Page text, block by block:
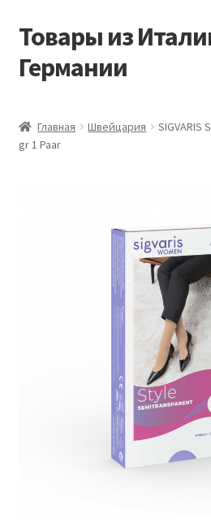
Перейти
навигации
Перейти
содержимому
Товары из
Германии
Виды доставки
Оставить отзыв
Оформление заказа
Подтверждение заказа
Главная Швейцария
SIGVARIS
gr 1 Paar